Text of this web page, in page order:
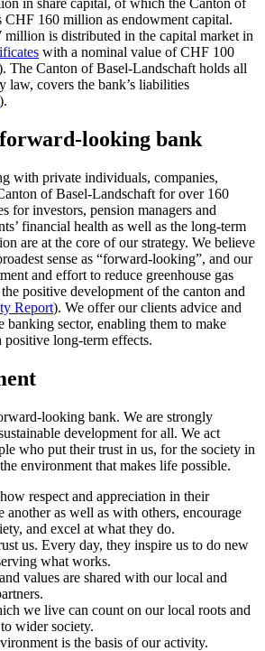
in share capital, of which the Canton of
CHF 160 million as endowment capital.
is distributed in the capital market in
with a nominal value of CHF 100
The Canton of Basel-Landschaft holds all
law, covers the bank’s liabilities
).
looking bank
with private individuals, companies,
of Basel-Landschaft for over 160
for investors, pension managers and
financial health as well as the long-term
are at the core of our strategy. We believe
sense as “forward-looking”, and our
and effort to reduce greenhouse gas
positive development of the canton and
Report). We offer our clients advice and
banking sector, enabling them to make
long-term effects.
looking bank. We are strongly
development for all. We act
who put their trust in us, for the society in
environment that makes life possible.
respect and appreciation in their
another as well as with others, encourage
and excel at what they do.
us. Every day, they inspire us to do new
what works.
values are shared with our local and
we live can count on our local roots and
wider society.
is the basis of our activity.